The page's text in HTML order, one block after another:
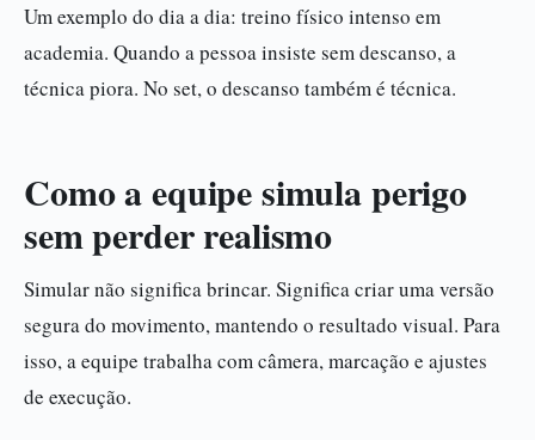
Um exemplo do dia a dia: treino físico intenso em
academia. Quando a pessoa insiste sem descanso, a
técnica piora. No set, o descanso também é técnica.
Como a equipe simula perigo
sem perder realismo
Simular não significa brincar. Significa criar uma versão
segura do movimento, mantendo o resultado visual. Para
isso, a equipe trabalha com câmera, marcação e ajustes
de execução.